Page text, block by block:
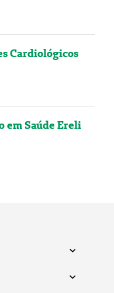
Cardiológicos
em Saúde Ereli